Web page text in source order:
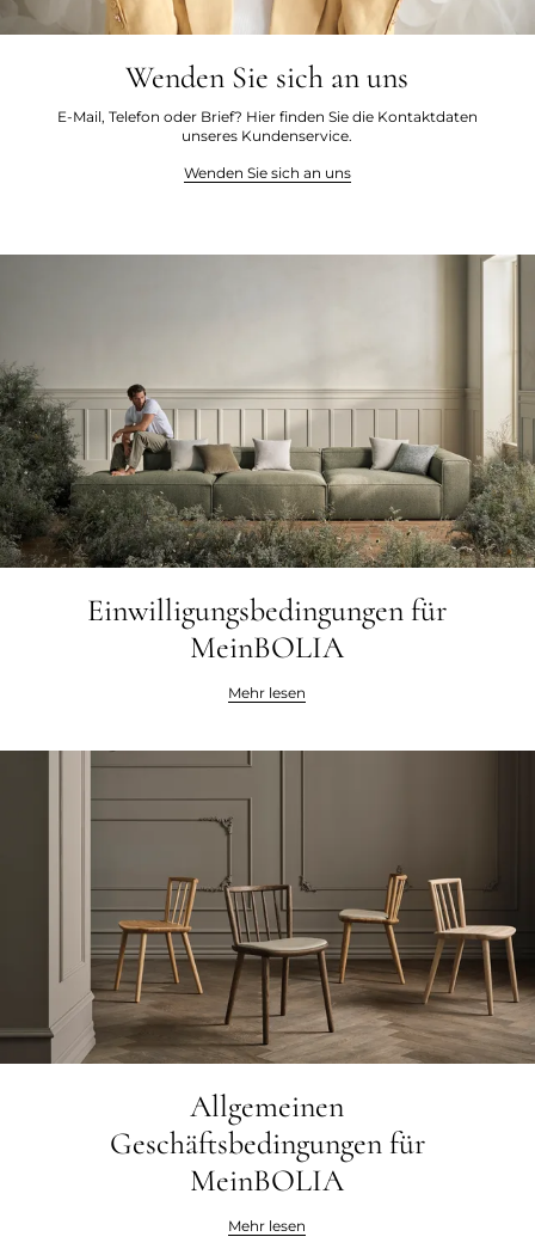
Wenden Sie sich an uns
E-Mail, Telefon oder Brief? Hier finden Sie die Kontaktdaten
unseres Kundenservice.
Wenden Sie sich an uns
Einwilligungsbedingungen für
MeinBOLIA
Mehr lesen
Allgemeinen
Geschäftsbedingungen für
MeinBOLIA
Mehr lesen